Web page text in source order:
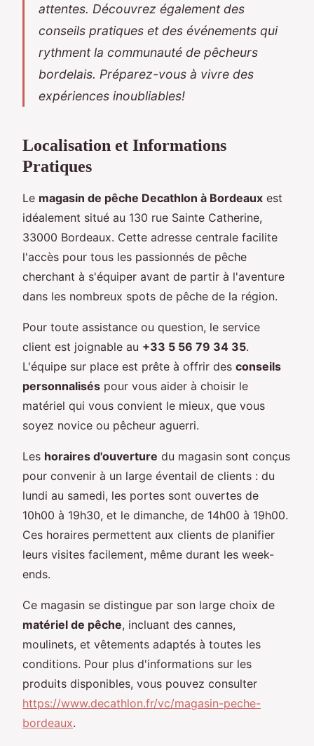
attentes. Découvrez également des
conseils pratiques et des événements qui
rythment la communauté de pêcheurs
bordelais. Préparez-vous à vivre des
expériences inoubliables!
Localisation et Informations
Pratiques
Le magasin de pêche Decathlon à Bordeaux est
idéalement situé au 130 rue Sainte Catherine,
33000 Bordeaux. Cette adresse centrale facilite
l'accès pour tous les passionnés de pêche
cherchant à s'équiper avant de partir à l'aventure
dans les nombreux spots de pêche de la région.
Pour toute assistance ou question, le service
client est joignable au +33 5 56 79 34 35.
L'équipe sur place est prête à offrir des conseils
personnalisés pour vous aider à choisir le
matériel qui vous convient le mieux, que vous
soyez novice ou pêcheur aguerri.
Les horaires d'ouverture du magasin sont conçus
pour convenir à un large éventail de clients : du
lundi au samedi, les portes sont ouvertes de
10h00 à 19h30, et le dimanche, de 14h00 à 19h00.
Ces horaires permettent aux clients de planifier
leurs visites facilement, même durant les week-
ends.
Ce magasin se distingue par son large choix de
matériel de pêche, incluant des cannes,
moulinets, et vêtements adaptés à toutes les
conditions. Pour plus d'informations sur les
produits disponibles, vous pouvez consulter
https://www.decathlon.fr/vc/magasin-peche-
bordeaux.